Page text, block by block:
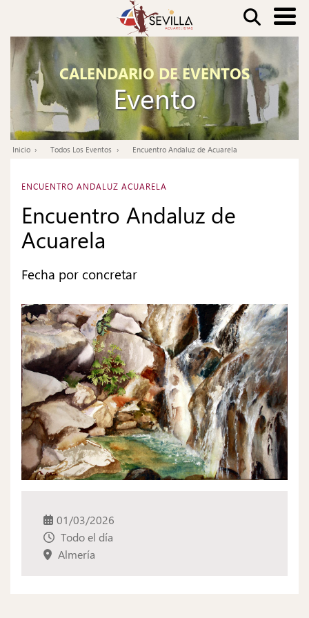
contenido
principal
Buscar
CALENDARIO DE EVENTOS
Evento
Ruta
navegación
Inicio Todos Los Eventos Encuentro Andaluz de Acuarela
ENCUENTRO ANDALUZ ACUARELA
Encuentro Andaluz de
Acuarela
Fecha por concretar
01/03/2026
Todo el día
Almería